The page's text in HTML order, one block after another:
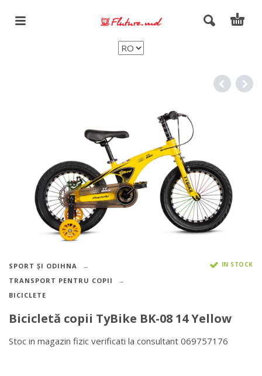
SPORT ȘI ODIHNA
TRANSPORT PENTRU COPII
BICICLETE
IN STOCK
Bicicletă copii TyBike BK-08 14 Yellow
Stoc in magazin fizic verificati la consultant 069757176